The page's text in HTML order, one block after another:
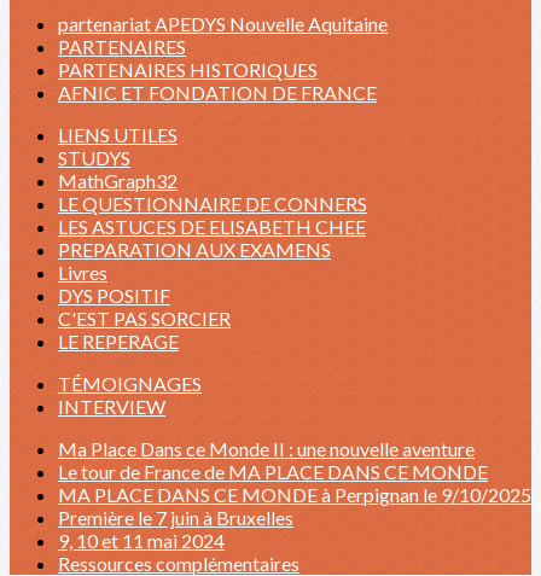
partenariat APEDYS Nouvelle Aquitaine
PARTENAIRES
PARTENAIRES HISTORIQUES
AFNIC ET FONDATION DE FRANCE
LIENS UTILES
STUDYS
MathGraph32
LE QUESTIONNAIRE DE CONNERS
LES ASTUCES DE ELISABETH CHEE
PREPARATION AUX EXAMENS
Livres
DYS POSITIF
C'EST PAS SORCIER
LE REPERAGE
TÉMOIGNAGES
INTERVIEW
Ma Place Dans ce Monde II : une nouvelle aventure
Le tour de France de MA PLACE DANS CE MONDE
MA PLACE DANS CE MONDE à Perpignan le 9/10/2025
Première le 7 juin à Bruxelles
9, 10 et 11 mai 2024
Ressources complémentaires